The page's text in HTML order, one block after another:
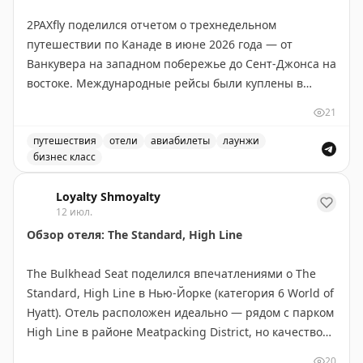
2PAXfly поделился отчетом о трехнедельном
путешествии по Канаде в июне 2026 года — от
Ванкувера на западном побережье до Сент-Джонса на
востоке. Международные рейсы были куплены в
AU$7,346 — хорошая цена на маршруте, где тарифы
колеблются от AU$6,950 до AU$14,000. Внутренние
рейсы на Air Canada, Rouge и Express обошлись в
E175, A319M и A220. В статье обещаны подробные
отзывы о рейсах, лаунжах (Qantas First, Maple Leaf
Lounges, Cathay Pacific) и отелях в Ванкувере, Оттаве,
Canada не предоставляет данные всем агрегаторам,
включая Google Flights.
2PAXfly|Original
21
путешествия отели авиабилеты
лаунжи
бизнес класс
Loyalty Shmoyalty
12 июл.
Обзор отеля: The Standard, High Line
The Bulkhead Seat поделился впечатлениями о The
Standard, High Line в Нью-Йорке (категория 6 World of
Hyatt). Отель расположен идеально — рядом с парком
High Line в районе Meatpacking District, но качество